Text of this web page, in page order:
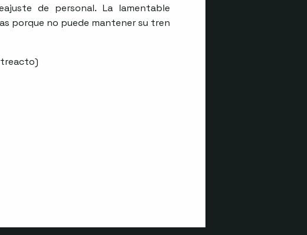
de personal. La lamentable
porque no puede mantener su tren